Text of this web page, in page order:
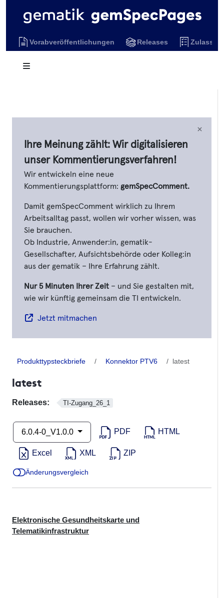
Vorabveröffentlichungen Releases
×
Ihre Meinung zählt: Wir digitalisieren
unser Kommentierungsverfahren!
Wir entwickeln eine neue
Kommentierungsplattform: gemSpecComment.
Damit gemSpecComment wirklich zu Ihrem
Arbeitsalltag passt, wollen wir vorher wissen, was
Sie brauchen.
Ob Industrie, Anwender:in, gematik-
Gesellschafter, Aufsichtsbehörde oder Kolleg:in
aus der gematik – Ihre Erfahrung zählt.
Nur 5 Minuten Ihrer Zeit – und Sie gestalten mit,
wie wir künftig gemeinsam die TI entwickeln.
Jetzt mitmachen
Produkttypsteckbriefe Konnektor PTV6 latest
latest
Releases: TI-Zugang_26_1
6.0.4-0_V1.0.0 PDF HTML
Excel XML ZIP
Änderungsvergleich
Elektronische Gesundheitskarte und
Telematikinfrastruktur